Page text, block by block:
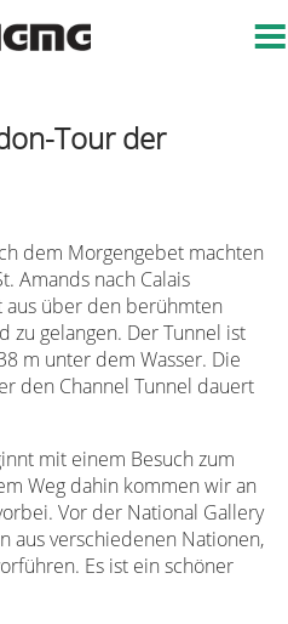
Tour der
dem Morgengebet machten
Amands nach Calais
aus über den berühmten
zu gelangen. Der Tunnel ist
m unter dem Wasser. Die
den Channel Tunnel dauert
mit einem Besuch zum
Weg dahin kommen wir an
Vor der National Gallery
aus verschiedenen Nationen,
Es ist ein schöner